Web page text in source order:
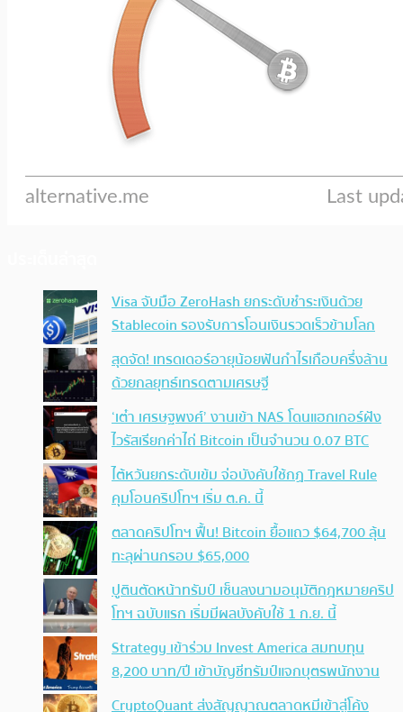
Visa จับมือ ZeroHash ยกระดับชำระเงินด้วย
Stablecoin รองรับการโอนเงินรวดเร็วข้ามโลก
สุดจัด! เทรดเดอร์อายุน้อยฟันกำไรเกือบครึ่งล้าน
ด้วยกลยุทธ์เทรดตามเศรษฐี
‘เต๋า เศรษฐพงศ์’ งานเข้า NAS โดนแฮกเกอร์ฝัง
ไวรัสเรียกค่าไถ่ Bitcoin เป็นจำนวน 0.07 BTC
ไต้หวันยกระดับเข้ม จ่อบังคับใช้กฏ Travel Rule
คุมโอนคริปโทฯ เริ่ม ต.ค. นี้
ตลาดคริปโทฯ ฟื้น! Bitcoin ยื้อแถว $64,700 ลุ้น
ทะลุผ่านกรอบ $65,000
ปูตินตัดหน้าทรัมป์ เซ็นลงนามอนุมัติกฎหมายคริป
โทฯ ฉบับแรก เริ่มมีผลบังคับใช้ 1 ก.ย. นี้
Strategy เข้าร่วม Invest America สมทบทุน
8,200 บาท/ปี เข้าบัญชีทรัมป์แจกบุตรพนักงาน
CryptoQuant ส่งสัญญาณตลาดหมีเข้าสู่โค้ง